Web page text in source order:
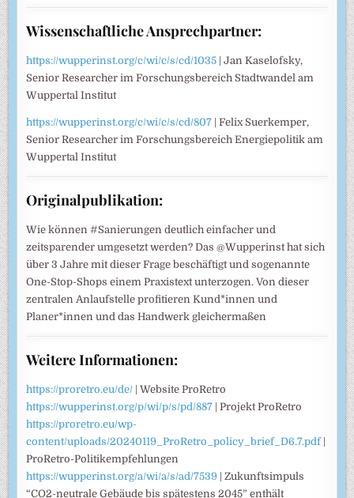
Wissenschaftliche Ansprechpartner:
https://wupperinst.org/c/wi/c/s/cd/1035 | Jan Kaselofsky,
Senior Researcher im Forschungsbereich Stadtwandel am
Wuppertal Institut
https://wupperinst.org/c/wi/c/s/cd/807 | Felix Suerkemper,
Senior Researcher im Forschungsbereich Energiepolitik am
Wuppertal Institut
Originalpublikation:
Wie können #Sanierungen deutlich einfacher und
zeitsparender umgesetzt werden? Das @Wupperinst hat sich
über 3 Jahre mit dieser Frage beschäftigt und sogenannte
One-Stop-Shops einem Praxistext unterzogen. Von dieser
zentralen Anlaufstelle profitieren Kund*innen und
Planer*innen und das Handwerk gleichermaßen
Weitere Informationen:
https://proretro.eu/de/ | Website ProRetro
https://wupperinst.org/p/wi/p/s/pd/887 | Projekt ProRetro
https://proretro.eu/wp-
content/uploads/20240119_ProRetro_policy_brief_D6.7.pdf|
ProRetro-Politikempfehlungen
https://wupperinst.org/a/wi/a/s/ad/7539 | Zukunftsimpuls
“CO2-neutrale Gebäude bis spätestens 2045” enthält